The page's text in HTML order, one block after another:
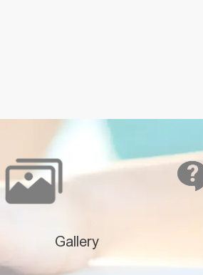
Gallery